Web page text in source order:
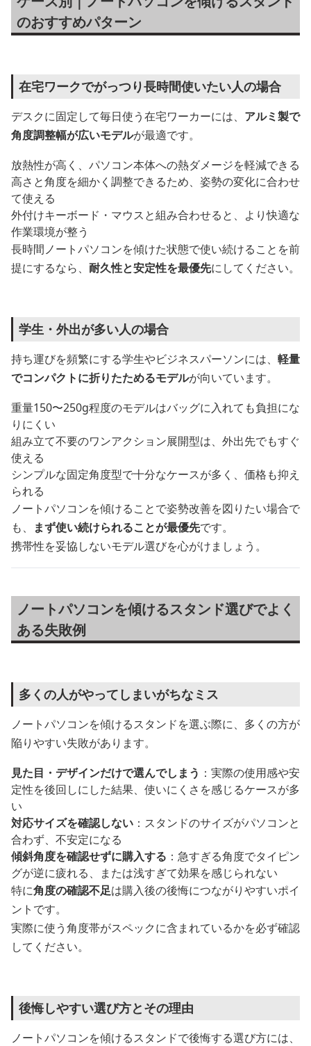
のおすすめパターン
在宅ワークでがっつり長時間使いたい人の場合
デスクに固定して毎日使う在宅ワーカーには、 アルミ製で
角度調整幅が広いモデルが最適です。
放熱性が高く、パソコン本体への熱ダメージを軽減できる
高さと角度を細かく調整できるため、姿勢の変化に合わせ
て使える
外付けキーボード・マウスと組み合わせると、より快適な
作業環境が整う
長時間ノートパソコンを傾けた状態で使い続けることを前
提にするなら、 耐久性と安定性を最優先にしてください。
学生・外出が多い人の場合
持ち運びを頻繁にする学生やビジネスパーソンには、 軽量
でコンパクトに折りたためるモデルが向いています。
重量150〜250g程度のモデルはバッグに入れても負担にな
りにくい
組み立て不要のワンアクション展開型は、外出先でもすぐ
使える
シンプルな固定角度型で十分なケースが多く、価格も抑え
られる
ノートパソコンを傾けることで姿勢改善を図りたい場合で
も、
まず使い続けられることが最優先です。
携帯性を妥協しないモデル選びを心がけましょう。
ノートパソコンを傾けるスタンド選びでよく
ある失敗例
多くの人がやってしまいがちなミス
ノートパソコンを傾けるスタンドを選ぶ際に、多くの方が
陥りやすい失敗があります。
見た目・デザインだけで選んでしまう ：実際の使用感や安
定性を後回しにした結果、使いにくさを感じるケースが多
い
対応サイズを確認しない ：スタンドのサイズがパソコンと
合わず、不安定になる
傾斜角度を確認せずに購入する ：急すぎる角度でタイピン
グが逆に疲れる、または浅すぎて効果を感じられない
特に角度の確認不足は購入後の後悔につながりやすいポイ
ントです。
実際に使う角度帯がスペックに含まれているかを必ず確認
してください。
後悔しやすい選び方とその理由
ノートパソコンを傾けるスタンドで後悔する選び方には、